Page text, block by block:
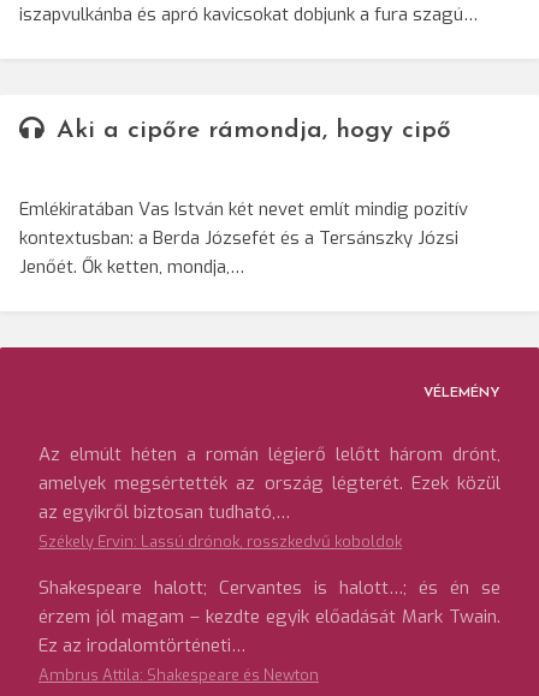
iszapvulkánba és apró kavicsokat dobjunk a fura szagú…
Aki a cipőre rámondja, hogy cipő
Emlékiratában Vas István két nevet említ mindig pozitív
kontextusban: a Berda Józsefét és a Tersánszky Józsi
Jenőét. Ők ketten, mondja,…
VÉLEMÉNY
Az elmúlt héten a román légierő lelőtt három drónt,
amelyek megsértették az ország légterét. Ezek közül
az egyikről biztosan tudható,…
Székely Ervin: Lassú drónok, rosszkedvű koboldok
Shakespeare halott; Cervantes is halott…; és én se
érzem jól magam – kezdte egyik előadását Mark Twain.
Ez az irodalomtörténeti…
Ambrus Attila: Shakespeare és Newton